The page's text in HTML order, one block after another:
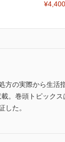
¥4,400
方の実際から生
。巻頭トピック
した。